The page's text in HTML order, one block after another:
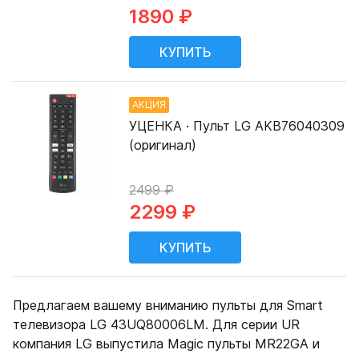
Предлагаем вашему вниманию пульты для Smart
телевизора LG 43UQ80006LM. Для серии UR
компания LG выпустила Magic пульты MR22GA и
1890 ₽
АКЦИЯ
УЦЕНКА · Пульт LG AKB76040309
(оригинал)
2499 ₽
2299 ₽